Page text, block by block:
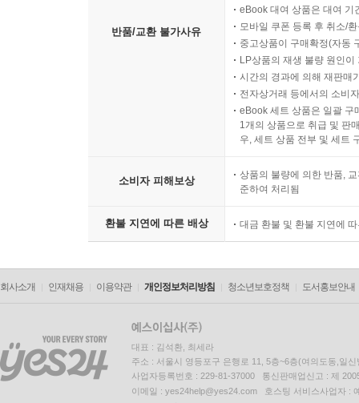
반품/교환 불가사유
eBook 대여 상품은 대여 기
모바일 쿠폰 등록 후 취소/
중고상품이 구매확정(자동
LP상품의 재생 불량 원인
시간의 경과에 의해 재판매
전자상거래 등에서의 소비
eBook 세트 상품은 일괄 구
1개의 상품으로 취급 및 판
우, 세트 상품 전부 및 세트
소비자 피해보상
상품의 불량에 의한 반품,
준하여 처리됨
환불 지연에 따른 배상 대금 환불 및 환불 지연에
회사소개 인재채용 이용약관 개인정보처리방침 청소년보호정책 도서홍보안내
대표 : 김석환, 최세라
주소 : 서울시 영등포구 은행로 11, 5층~6층(여의도동,일신
사업자등록번호 : 229-81-37000 통신판매업신고 : 제
이메일 : yes24help@yes24.com 호스팅 서비스사업자 :